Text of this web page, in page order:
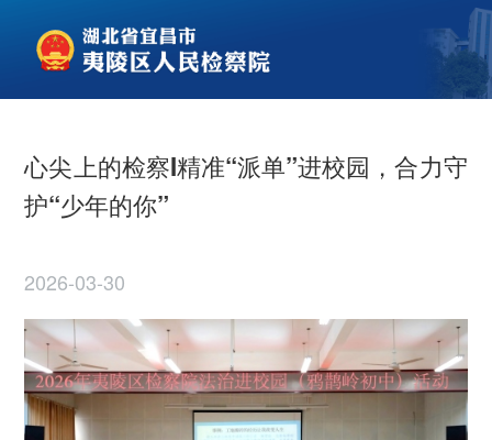
心尖上的检察I精准“派单”进校园，合力守
护“少年的你”
2026-03-30